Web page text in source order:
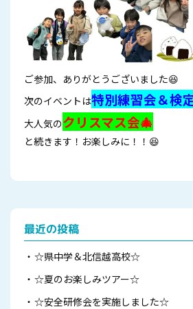
ご参加、ありがとうございました😆
次のイベントは特別練習会＆検
大人気のクリスマス会🎄
と続きます！お楽しみに！！😆
最近の投稿
☆県中学＆北信越高校☆
☆夏のお楽しみツアー☆
☆安全研修会を実施しました☆